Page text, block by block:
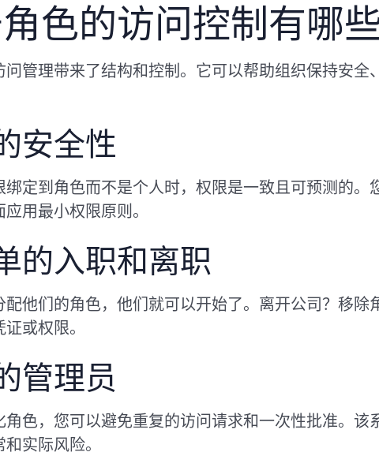
色的访问控制有哪些
问管理带来了结构和控制。它可以帮助组织保持安
安全性
绑定到角色而不是个人时，权限是一致且可预测的。
用最小权限原则。
的入职和离职
配他们的角色，他们就可以开始了。离开公司？移
或权限。
管理员
角色，您可以避免重复的访问请求和一次性批准。该
实际风险。